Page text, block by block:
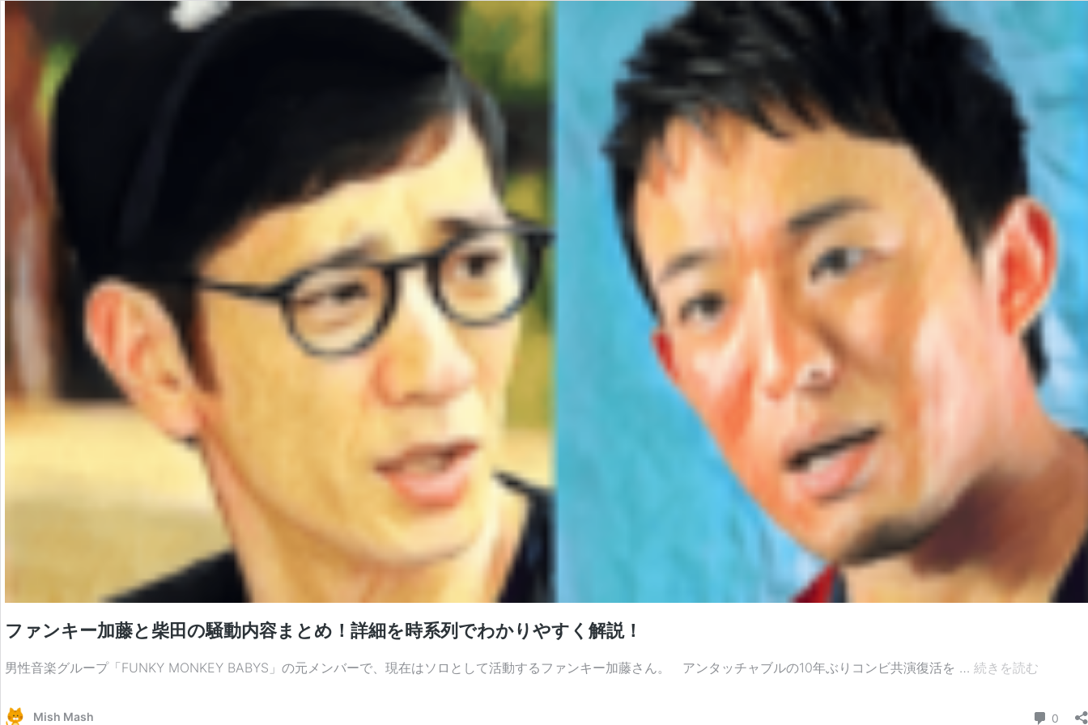
ファンキー加藤と柴田の騒動内容まとめ！詳細を時系列でわかりやすく解説！
男性音楽グループ「FUNKY MONKEY BABYS」の元メンバーで、現在はソロとして活動するファンキー加藤さん。 アンタッチャブルの10年ぶりコンビ共演復活を … 続きを読む
Mish Mash 0 コ